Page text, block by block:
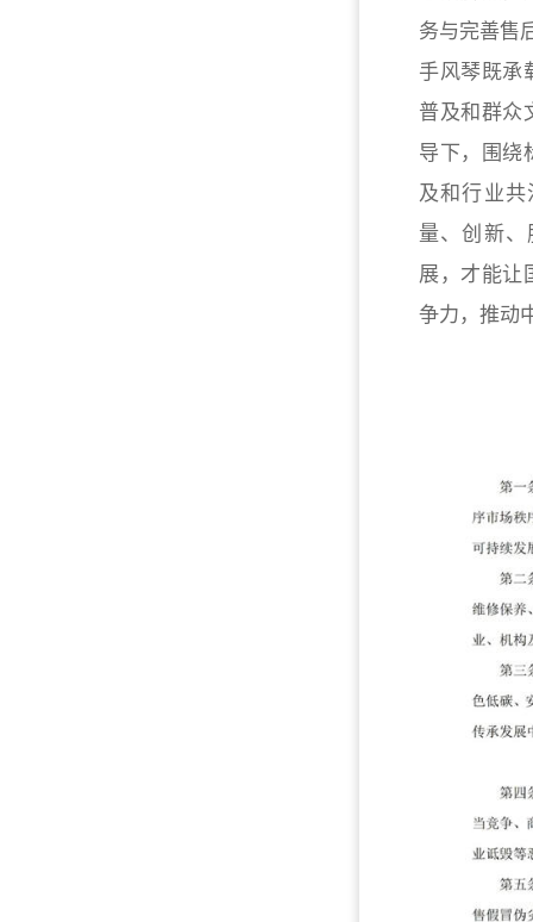
务与完善售
手风琴既承
普及和群众
导下，围绕
及和行业
量、创新
展，才能让
争力，推动